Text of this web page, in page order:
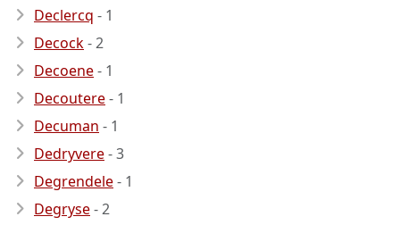
Declercq - 1
Decock- 2
Decoene- 1
Decoutere- 1
Decuman - 1
Dedryvere- 3
Degrendele- 1
Degryse- 2